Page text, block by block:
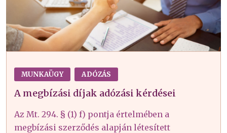
MUNKAÜGY ADÓZÁS
A megbízási díjak adózási kérdései
Az Mt. 294. § (1) f) pontja értelmében a
megbízási szerződés alapján létesített